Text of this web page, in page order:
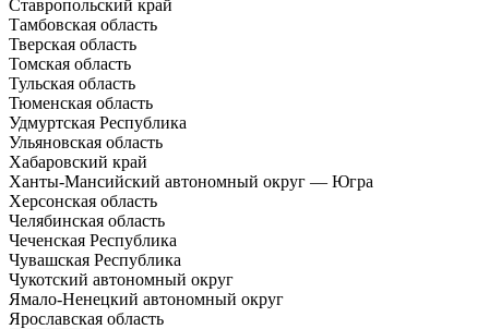
Ставропольский край
Тамбовская область
Тверская область
Томская область
Тульская область
Тюменская область
Удмуртская Республика
Ульяновская область
Хабаровский край
Ханты-Мансийский автономный округ — Югра
Херсонская область
Челябинская область
Чеченская Республика
Чувашская Республика
Чукотский автономный округ
Ямало-Ненецкий автономный округ
Ярославская область